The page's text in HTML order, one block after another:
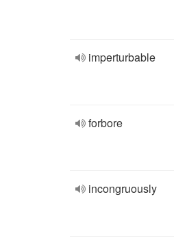
imperturbable
forbore
incongruously